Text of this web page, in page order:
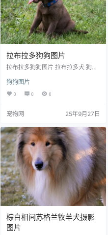
拉布拉多狗狗图片
拉布拉多狗狗图片 拉布拉多犬 狗狗
萌狗狗 萌宠 宠物 家宠 动物 生物世
界 图片大全 高清图片下载 分辨率:3
50DPI 尺寸：5117x3411编号为16
件，提供 5117x3411，1920x128
载，支持电脑和手机图片软件编辑
和修改。
狗狗图片
0 0 0
宠物网 25年9月27日
棕白相间苏格兰牧羊犬摄影
图片